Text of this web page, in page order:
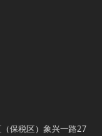
保税区）象兴一路27